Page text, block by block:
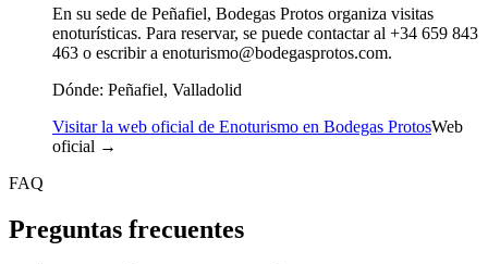
En su sede de Peñafiel, Bodegas Protos organiza visitas
enoturísticas. Para reservar, se puede contactar al +34 659 843
463 o escribir a enoturismo@bodegasprotos.com.
Dónde: Peñafiel, Valladolid
Visitar la web oficial de Enoturismo en Bodegas ProtosWeb
oficial →
FAQ
Preguntas frecuentes